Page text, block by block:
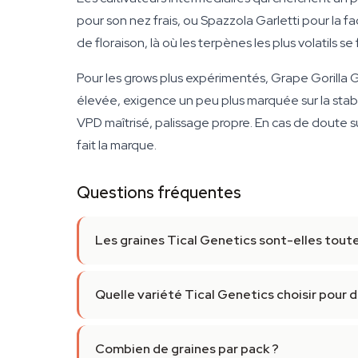
pour son nez frais, ou Spazzola Garletti pour la
de floraison, là où les terpènes les plus volatils se
Pour les grows plus expérimentés, Grape Gorilla
élevée, exigence un peu plus marquée sur la
VPD maîtrisé, palissage propre. En cas de
fait la marque.
Questions fréquentes
Les graines Tical Genetics sont-elles
Quelle variété Tical Genetics choisir pour
Combien de graines par pack ?